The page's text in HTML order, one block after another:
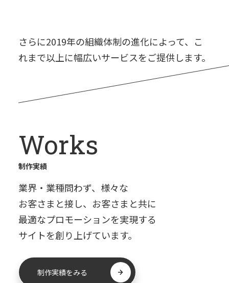
さらに2019年の組織体制の進化によって、
こ
れまで以上に幅広いサービスをご提供します。
Works
制作実績
業界・業種問わず、様々な
お客さまと接し、お客さまと共に
最適なプロモーションを実現する
サイトを創り上げています。
制作実績をみる